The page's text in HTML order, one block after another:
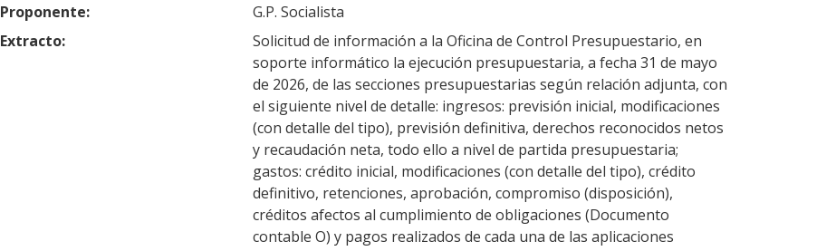
Proponente:
G.P. Socialista
Extracto:
Solicitud de información a la Oficina de Control Presupuestario, en
soporte informático la ejecución presupuestaria, a fecha 31 de mayo
de 2026, de las secciones presupuestarias según relación adjunta, con
el siguiente nivel de detalle: ingresos: previsión inicial, modificaciones
(con detalle del tipo), previsión definitiva, derechos reconocidos netos
y recaudación neta, todo ello a nivel de partida presupuestaria;
gastos: crédito inicial, modificaciones (con detalle del tipo), crédito
definitivo, retenciones, aprobación, compromiso (disposición),
créditos afectos al cumplimiento de obligaciones (Documento
contable O) y pagos realizados de cada una de las aplicaciones